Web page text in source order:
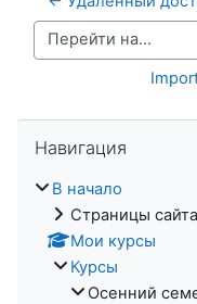
Перейти на...
Навигация
В начало
Страницы сайта
Мои курсы
Курсы
Осенний